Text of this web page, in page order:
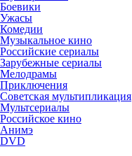
Боевики
Ужасы
Комедии
Музыкальное кино
Российские сериалы
Зарубежные сериалы
Мелодрамы
Приключения
Советская мультипликация
Мультсериалы
Российское кино
Анимэ
DVD